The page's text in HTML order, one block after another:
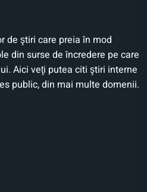
de ştiri care preia în mod
din surse de încredere pe care
Aici veţi putea citi ştiri interne
public, din mai multe domenii.